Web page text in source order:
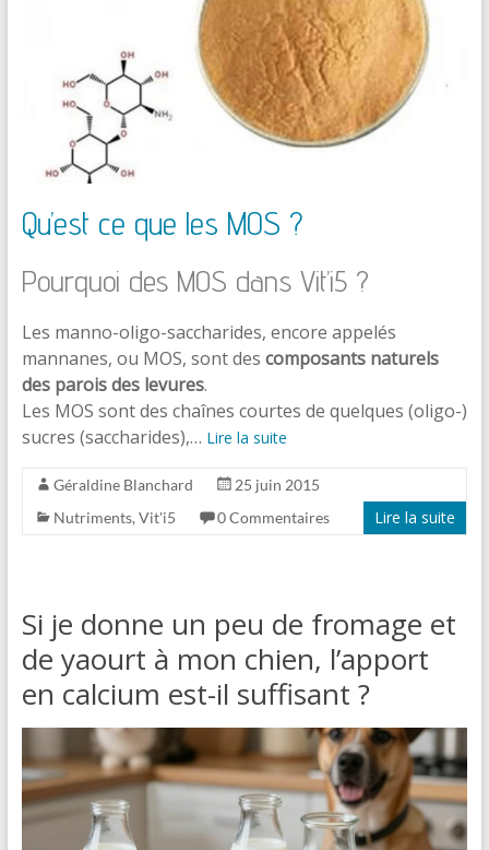
Qu’est ce que les MOS ?
Pourquoi des MOS dans Vit’i5 ?
Les manno-oligo-saccharides, encore appelés
mannanes, ou MOS, sont des composants naturels
des parois des levures.
Les MOS sont des chaînes courtes de quelques (oligo-)
sucres (saccharides),… Lire la suite
Géraldine Blanchard
25 juin 2015
Nutriments, Vit'i5 0 Commentaires Lire la suite
Si je donne un peu de fromage et
de yaourt à mon chien, l’apport
en calcium est-il suffisant ?